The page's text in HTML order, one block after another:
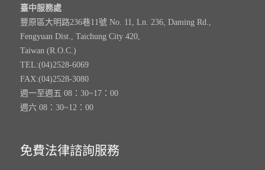
臺中服務處
豐原區大明路236巷11號 No. 11, Ln. 236, Daming Rd.,
Fengyuan Dist., Taichung City 420,
Taiwan (R.O.C.)
TEL:(04)2528-6069
FAX:(04)2528-3080
週一至週五 08：30~17：00
週六 08：30~12：00
免費法律諮詢服務